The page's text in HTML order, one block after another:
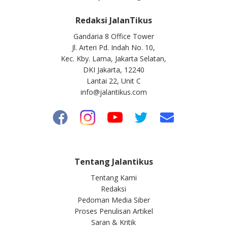
Redaksi JalanTikus
Gandaria 8 Office Tower
Jl. Arteri Pd. Indah No. 10,
Kec. Kby. Lama, Jakarta Selatan,
DKI Jakarta, 12240
Lantai 22, Unit C
info@jalantikus.com
Tentang Jalantikus
Tentang Kami
Redaksi
Pedoman Media Siber
Proses Penulisan Artikel
Saran & Kritik